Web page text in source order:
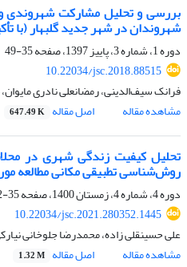
بررسی و تحلیل مشارکت شهروندی و
شهروندان در شهر جدید گلبهار (با
دوره 1، شماره 3، پاییز 1397، صفحه
35-49
10.22034/jsc.2018.88515
فرانک سیف‌الدینی، رمضانعلی نادری
مشاهده مقاله
اصل مقاله 647.49 K
تحلیل کیفیت زندگی شهری در
روش‌شناسی تطبیقی مکانی مطالعه موردی
دوره 4، شماره 4، زمستان 1400، صفحه
35-52
10.22034/jsc.2021.280352.1445
علی حسینقلی زاده، محمدرضا جلوخانی
مشاهده مقاله
اصل مقاله 1.32 M